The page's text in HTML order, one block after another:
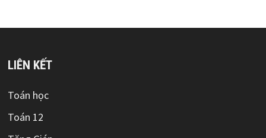
LIÊN KẾT
Toán học
Toán 12